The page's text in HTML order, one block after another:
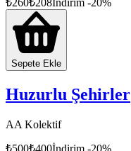
Sepete Ekle
Huzurlu Şehirler
AA Kolektif
₺500₺400İndirim -20%